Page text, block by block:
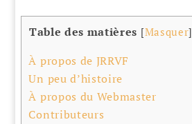
Table des matières [Masquer]
À propos de JRRVF
Un peu d’histoire
À propos du Webmaster
Contributeurs